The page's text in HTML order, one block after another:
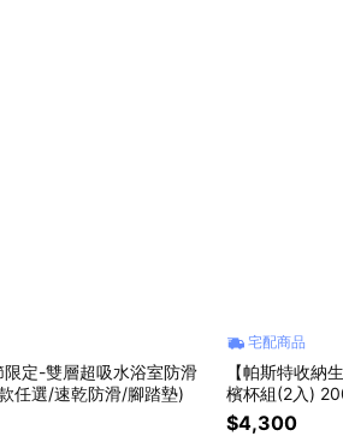
限定-雙層超吸水浴室防滑
任選/速乾防滑/腳踏墊)
宅配商品
【帕斯特收納
檳杯組(2入)
水鑽
$4,300